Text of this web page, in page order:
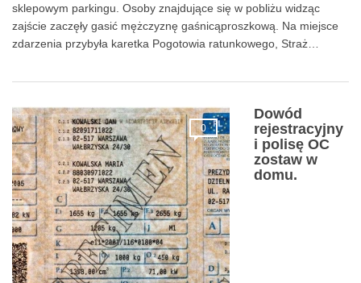
sklepowym parkingu. Osoby znajdujące się w pobliżu widząc
zajście zaczęły gasić mężczyznę gaśnicąproszkową. Na miejsce
zdarzenia przybyła karetka Pogotowia ratunkowego, Straż…
0
Dowód
rejestracyjny
i polisę OC
zostaw w
domu.